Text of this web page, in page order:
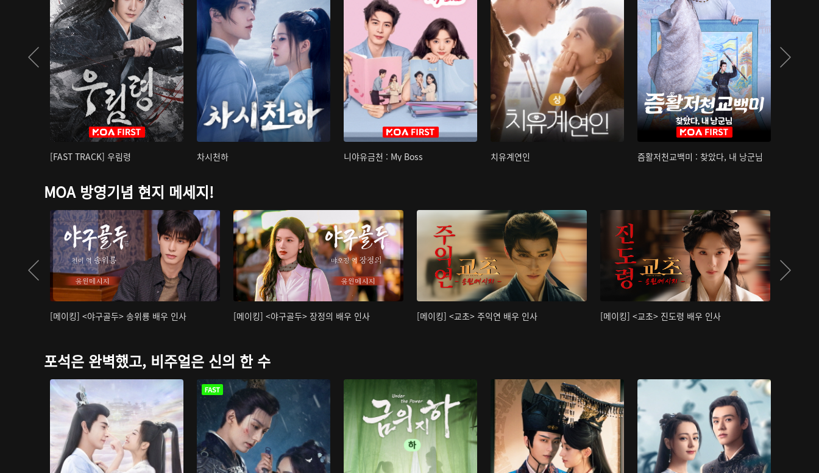
[FAST TRACK] 우림령 차시천하 니야유금천 : My Boss 치유계연인 즘활저천교백미 : 찾았다, 내 낭군님
MOA 방영기념 현지 메세지!
[메이킹] <야구골두> 송위룡 배우 인사 [메이킹] <야구골두> 장정의 배우 인사 [메이킹] <교초> 주익연 배우 인사 [메이킹] <교초> 진도령 배우 인사
포석은 완벽했고, 비주얼은 신의 한 수